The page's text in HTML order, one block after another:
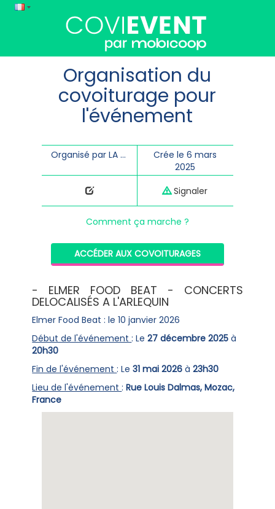
Organisation du
covoiturage pour
l'événement
Organisé par LA PUCE A L'OREILLE
Crée le 6 mars
2025
Signaler
Comment ça marche ?
ACCÉDER AUX COVOITURAGES
- ELMER FOOD BEAT - CONCERTS
DELOCALISÉS A L'ARLEQUIN
Elmer Food Beat : le 10 janvier 2026
Début de l'événement: Le27 décembre 2025 à
20h30
Fin de l'événement: Le31 mai 2026 à23h30
Lieu de l'événement:Rue Louis Dalmas, Mozac,
France